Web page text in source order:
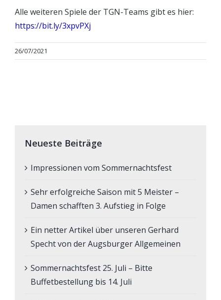
Alle weiteren Spiele der TGN-Teams gibt es hier:
https://bit.ly/3xpvPXj
26/07/2021
Neueste Beiträge
Impressionen vom Sommernachtsfest
Sehr erfolgreiche Saison mit 5 Meister –
Damen schafften 3. Aufstieg in Folge
Ein netter Artikel über unseren Gerhard
Specht von der Augsburger Allgemeinen
Sommernachtsfest 25. Juli – Bitte
Buffetbestellung bis 14. Juli